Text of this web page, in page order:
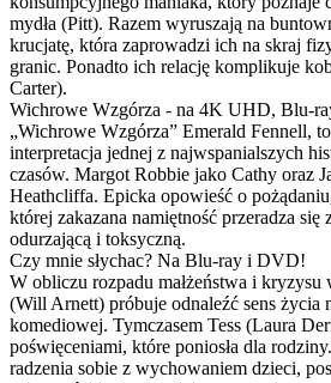
mydła (Pitt). Razem wyruszają na
krucjatę, która zaprowadzi ich na skraj
granic. Ponadto ich relację komplikuje
Carter).
Wichrowe Wzgórza - na 4K UHD, Blu-
„Wichrowe Wzgórza” Emerald Fennell,
interpretacja jednej z najwspanialszych
czasów. Margot Robbie jako Cathy oraz
Heathcliffa. Epicka opowieść o
której zakazana namiętność przeradza się
odurzającą i toksyczną.
Czy mnie słychac? Na Blu-ray i DVD!
W obliczu rozpadu małżeństwa i
(Will Arnett) próbuje odnaleźć sens życia
komediowej. Tymczasem Tess (Laura
poświęceniami, które poniosła dla
radzenia sobie z wychowaniem dzieci,